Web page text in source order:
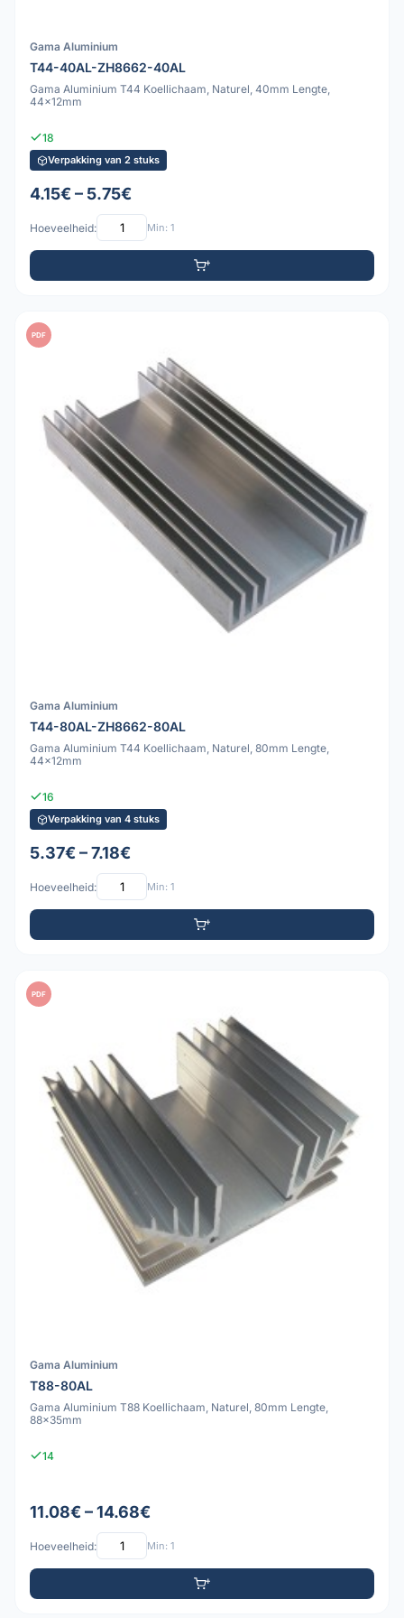
Gama Aluminium
T44-40AL-ZH8662-40AL
Gama Aluminium T44 Koellichaam, Naturel, 40mm Lengte,
44x12mm
18
Verpakking van 2 stuks
4.15€ – 5.75€
Hoeveelheid: Min: 1
PDF
Gama Aluminium
T44-80AL-ZH8662-80AL
Gama Aluminium T44 Koellichaam, Naturel, 80mm Lengte,
44x12mm
16
Verpakking van 4 stuks
5.37€ – 7.18€
Hoeveelheid: Min: 1
PDF
Gama Aluminium
T88-80AL
Gama Aluminium T88 Koellichaam, Naturel, 80mm Lengte,
88x35mm
14
11.08€ – 14.68€
Hoeveelheid: Min: 1